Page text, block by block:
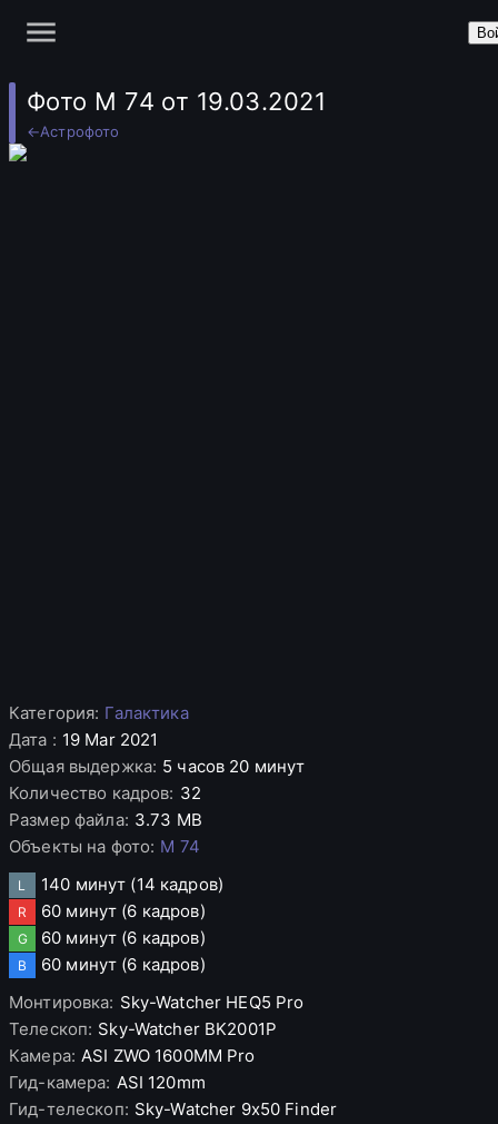
Фото M 74 от 19.03.2021
←Астрофото
Категория: Галактика
Дата : 19 Mar 2021
Общая выдержка: 5 часов 20 минут
Количество кадров: 32
Размер файла: 3.73 MB
Объекты на фото: M 74
L 140 минут (14 кадров)
R 60 минут (6 кадров)
G 60 минут (6 кадров)
B 60 минут (6 кадров)
Монтировка: Sky-Watcher HEQ5 Pro
Телескоп: Sky-Watcher BK2001P
Камера: ASI ZWO 1600MM Pro
Гид-камера: ASI 120mm
Гид-телескоп: Sky-Watcher 9x50 Finder